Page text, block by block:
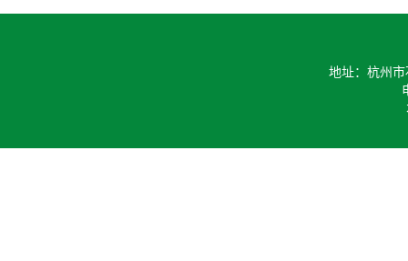
地址：杭州